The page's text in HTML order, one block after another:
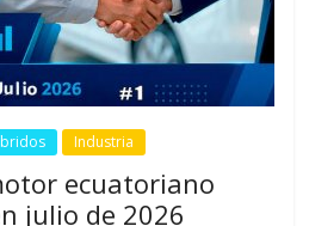
Industria
ecuatoriano
julio de 2026